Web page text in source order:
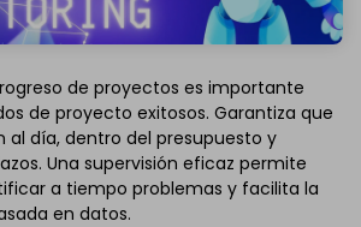
de proyectos es importante
de proyecto exitosos. Garantiza que
al día, dentro del presupuesto y
Una supervisión eficaz permite
a tiempo problemas y facilita la
en datos.